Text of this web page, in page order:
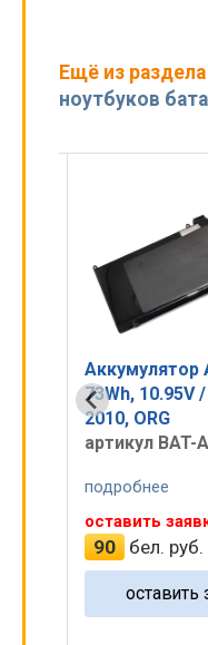
Ещё из раздела
ноутбуков
Аккумулятор
73Wh, 10.95V
2010, ORG
артикул BAT-
подробнее
оставить
90 бел. руб.
оставить